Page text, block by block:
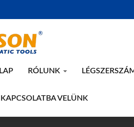
RÓLUNK
KAPCSOLATBA VELÜNK